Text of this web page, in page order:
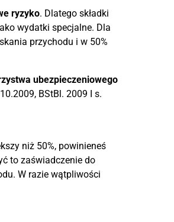
ryzyko. Dlatego składki
wydatki specjalne. Dla
przychodu i w 50%
ubezpieczeniowego
BStBl. 2009 I s.
niż 50%, powinieneś
to zaświadczenie do
W razie wątpliwości